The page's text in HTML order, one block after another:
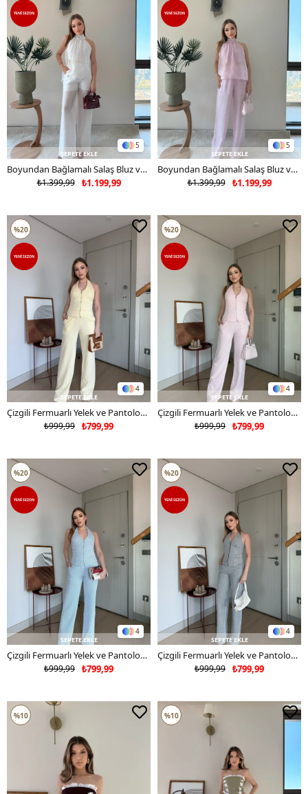
5
SEPETE EKLE
Boyundan Bağlamalı Salaş Bluz ve Pantolonlu İkili Keten Takım Beyaz 2362
₺1.199,99
₺1.399,99
YENI SEZON
5
SEPETE EKLE
Boyundan Bağlamalı Salaş Bluz ve Pantolonlu İkili Keten Takım Pembe 2362
₺1.199,99
₺1.399,99
YENI SEZON
4
SEPETE EKLE
Çizgili Fermuarlı Yelek ve Pantolonlu Su Yolu İkili Takım Sarı 2360
₺799,99
₺999,99
%20
YENI SEZON
4
SEPETE EKLE
Çizgili Fermuarlı Yelek ve Pantolonlu Su Yolu İkili Takım Pembe 2360
₺799,99
₺999,99
%20
YENI SEZON
4
SEPETE EKLE
Çizgili Fermuarlı Yelek ve Pantolonlu Su Yolu İkili Takım Bebe Mavi 2360
₺799,99
₺999,99
%20
YENI SEZON
4
SEPETE EKLE
Çizgili Fermuarlı Yelek ve Pantolonlu Su Yolu İkili Takım Siyah 2360
₺799,99
₺999,99
%20
YENI SEZON
%10 %10